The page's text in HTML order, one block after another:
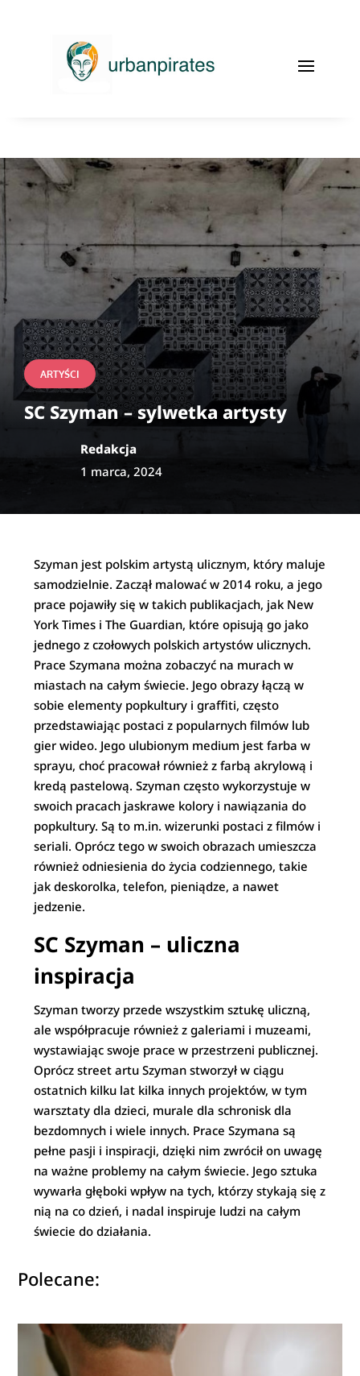
ARTYŚCI
SC Szyman – sylwetka artysty
Redakcja
1 marca, 2024
Szyman jest polskim artystą ulicznym, który maluje
samodzielnie. Zaczął malować w 2014 roku, a jego
prace pojawiły się w takich publikacjach, jak New
York Times i The Guardian, które opisują go jako
jednego z czołowych polskich artystów ulicznych.
Prace Szymana można zobaczyć na murach w
miastach na całym świecie. Jego obrazy łączą w
sobie elementy popkultury i graffiti, często
przedstawiając postaci z popularnych filmów lub
gier wideo. Jego ulubionym medium jest farba w
sprayu, choć pracował również z farbą akrylową i
kredą pastelową. Szyman często wykorzystuje w
swoich pracach jaskrawe kolory i nawiązania do
popkultury. Są to m.in. wizerunki postaci z filmów i
seriali. Oprócz tego w swoich obrazach umieszcza
również odniesienia do życia codziennego, takie
jak deskorolka, telefon, pieniądze, a nawet
jedzenie.
SC Szyman – uliczna
inspiracja
Szyman tworzy przede wszystkim sztukę uliczną,
ale współpracuje również z galeriami i muzeami,
wystawiając swoje prace w przestrzeni publicznej.
Oprócz street artu Szyman stworzył w ciągu
ostatnich kilku lat kilka innych projektów, w tym
warsztaty dla dzieci, murale dla schronisk dla
bezdomnych i wiele innych. Prace Szymana są
pełne pasji i inspiracji, dzięki nim zwrócił on uwagę
na ważne problemy na całym świecie. Jego sztuka
wywarła głęboki wpływ na tych, którzy stykają się z
nią na co dzień, i nadal inspiruje ludzi na całym
świecie do działania.
Polecane: